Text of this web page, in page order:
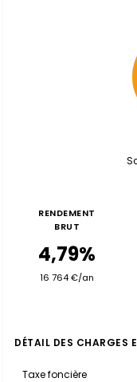
RENDEMENT
BRUT
4,79%
16 764 €/an
DÉTAIL DES CHARGES
Taxe foncière